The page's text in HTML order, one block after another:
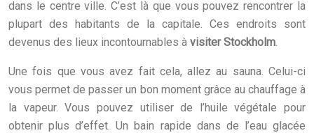
dans le centre ville. C’est là que vous pouvez rencontrer la
plupart des habitants de la capitale. Ces endroits sont
devenus des lieux incontournables à visiter Stockholm.
Une fois que vous avez fait cela, allez au sauna. Celui-ci
vous permet de passer un bon moment grâce au chauffage à
la vapeur. Vous pouvez utiliser de l’huile végétale pour
obtenir plus d’effet. Un bain rapide dans de l’eau glacée